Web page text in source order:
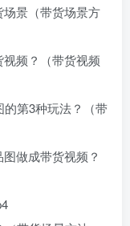
景（带货场景方
频？（带货视频
第3种玩法？（带
做成带货视频？